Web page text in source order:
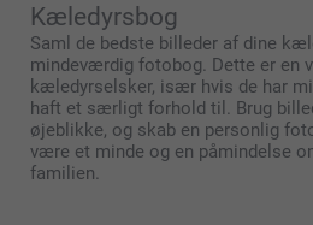
Kæledyrsbog
Saml de bedste billeder af dine
mindeværdig fotobog. Dette er en
kæledyrselsker, især hvis de har
haft et særligt forhold til. Brug
øjeblikke, og skab en personlig
være et minde og en påmindelse
familien.